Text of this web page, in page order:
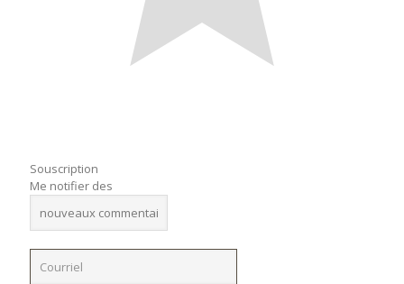
Souscription
Me notifier des